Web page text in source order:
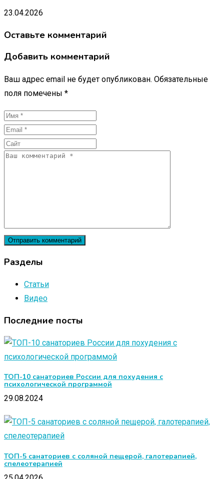
23.04.2026
Оставьте комментарий
Добавить комментарий
Ваш адрес email не будет опубликован. Обязательные
поля помечены *
Разделы
Статьи
Видео
Последние посты
ТОП-10 санаториев России для похудения с
психологической программой
29.08.2024
ТОП-5 санаториев с соляной пещерой, галотерапией,
спелеотерапией